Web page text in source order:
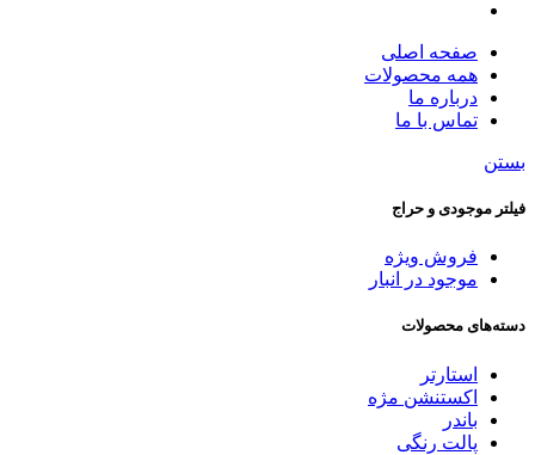
صفحه اصلی
همه محصولات
درباره ما
تماس با ما
بستن
فیلتر موجودی و حراج
فروش ویژه
موجود در انبار
دسته‌های محصولات
استارتر
اکستنشن مژه
باندر
پالت رنگی